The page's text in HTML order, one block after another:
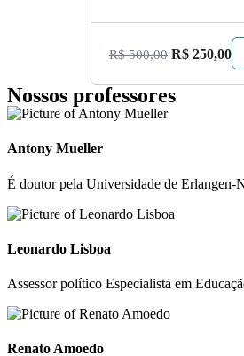
R$500,00 R$ 250,00
Nossos professores
Antony Mueller
É doutor pela Universidade de Erlangen-
Leonardo Lisboa
Assessor político Especialista em
Renato Amoedo